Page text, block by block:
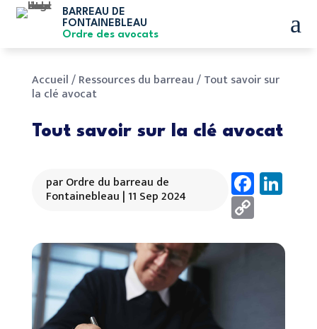
BARREAU DE
FONTAINEBLEAU
Ordre des avocats
a
Accueil/Ressources du barreau/Tout savoir sur
la clé avocat
Tout savoir sur la clé avocat
parOrdre du barreau de
Fontainebleau | 11 Sep 2024 Copy